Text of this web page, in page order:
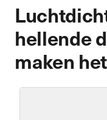
hellende
maken